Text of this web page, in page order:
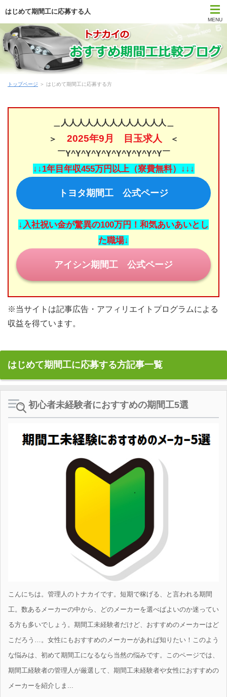
はじめて期間工に応募する人
MENU
トップページ
期間工比較ランキング
はじめて期間工に応募する方
時間・期間で選ぶ期間工
勤務地で選ぶ期間工
期間工Q＆A
期間工コラム
期間工の休日
みなさまの期間工体験談
お問い合わせ
トップページ ＞ はじめて期間工に応募する方
＿人人人人人人人人人人人人人＿
＞ 2025年9月 目玉求人
＜
￣Y^Y^Y^Y^Y^Y^Y^Y^Y^Y￣
↓↓1年目年収455万円以上（寮費無料）↓↓↓
トヨタ期間工 公式ページ
↓入社祝い金が驚異の100万円！和気あいあいとし
た職場↓
アイシン期間工 公式ページ
※当サイトは記事広告・アフィリエイトプログラムによる
収益を得ています。
はじめて期間工に応募する方記事一覧
初心者未経験者におすすめの期間工5選
こんにちは。管理人のトナカイです。短期で稼げる、と言われる期間
工。数あるメーカーの中から、どのメーカーを選べばよいのか迷ってい
る方も多いでしょう。期間工未経験者だけど、おすすめのメーカーはど
こだろう…。女性にもおすすめのメーカーがあれば知りたい！このよう
な悩みは、初めて期間工になるなら当然の悩みです。このページでは、
期間工経験者の管理人が厳選して、期間工未経験者や女性におすすめの
メーカーを紹介しま...